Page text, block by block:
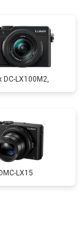
DC-LX100M2,
DMC-LX15